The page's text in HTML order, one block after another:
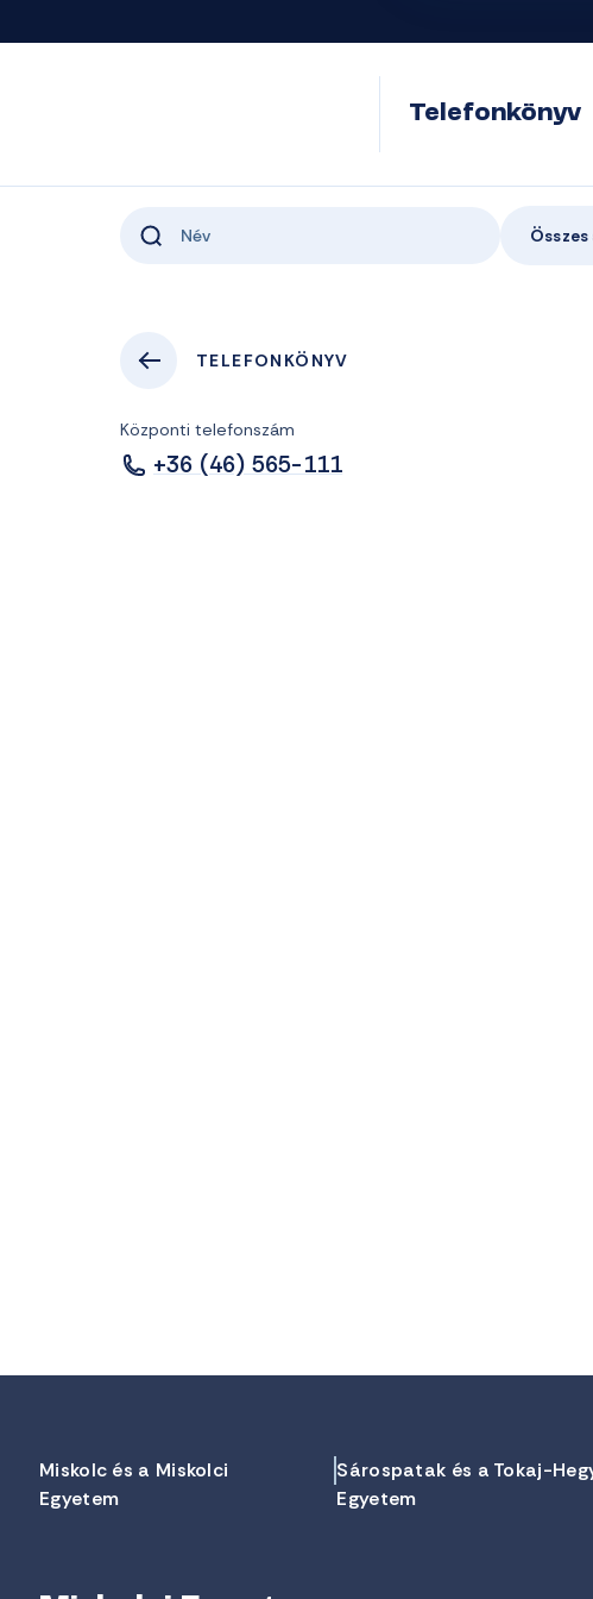
Telefonkönyv
TELEFONKÖNYV
Központi telefonszám
+36 (46) 565-111
Miskolc és a Miskolci
Egyetem
Sárospatak és a Tokaj-
Egyetem